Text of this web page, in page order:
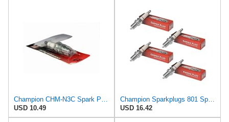
Champion CHM-N3C Spark Plug Engine Parts
USD 10.49
Champion Sparkplugs 801 Spark Plug N3C Box of 4
USD 16.42